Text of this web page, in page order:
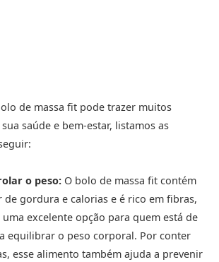
de massa fit pode trazer muitos
saúde e bem-estar, listamos as
o peso: O bolo de massa fit contém
de gordura e calorias e é rico em fibras,
excelente opção para quem está de
equilibrar o peso corporal. Por conter
esse alimento também ajuda a prevenir